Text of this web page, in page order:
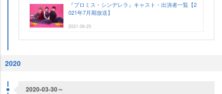
『プロミス・シンデレラ』キャスト・出演者一覧【2
021年7月期放送】
2021-06-25
2020
2020-03-30～